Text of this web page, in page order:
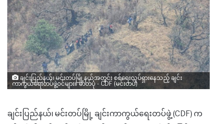
ချင်းပြည်နယ်၊ မင်းတပ်မြို့နယ်အတွင်း စစ်ရေးလှုပ်ရှားနေသည့် ချင်း
ကာကွယ်ရေးတပ်ဖွဲ့ဝင်များ။ ဓာတ်ပုံ - CDF (မင်းတပ်)
ချင်းပြည်နယ်၊ မင်းတပ်မြို့ ချင်းကာကွယ်ရေးတပ်ဖွဲ့ (CDF) က